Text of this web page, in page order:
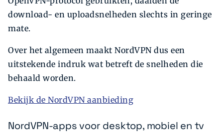
download- en uploadsnelheden slechts in geringe
mate.
Over het algemeen maakt NordVPN dus een
uitstekende indruk wat betreft de snelheden die
behaald worden.
Bekijk de NordVPN aanbieding
NordVPN-apps voor desktop, mobiel en tv